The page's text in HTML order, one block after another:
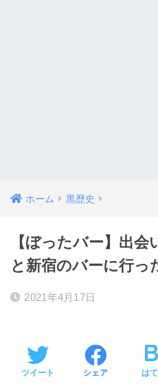
ホーム 黒歴史
【ぼったバー】出
と新宿のバーに行っ
2021年4月17日
ツイート シェア は